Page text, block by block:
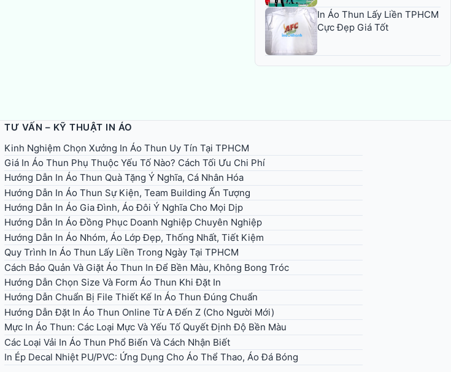
In Áo Thun Lấy Liền TPHCM
Cực Đẹp Giá Tốt
TƯ VẤN – KỸ THUẬT IN ÁO
Kinh Nghiệm Chọn Xưởng In Áo Thun Uy Tín Tại TPHCM
Giá In Áo Thun Phụ Thuộc Yếu Tố Nào? Cách Tối Ưu Chi Phí
Hướng Dẫn In Áo Thun Quà Tặng Ý Nghĩa, Cá Nhân Hóa
Hướng Dẫn In Áo Thun Sự Kiện, Team Building Ấn Tượng
Hướng Dẫn In Áo Gia Đình, Áo Đôi Ý Nghĩa Cho Mọi Dịp
Hướng Dẫn In Áo Đồng Phục Doanh Nghiệp Chuyên Nghiệp
Hướng Dẫn In Áo Nhóm, Áo Lớp Đẹp, Thống Nhất, Tiết Kiệm
Quy Trình In Áo Thun Lấy Liền Trong Ngày Tại TPHCM
Cách Bảo Quản Và Giặt Áo Thun In Để Bền Màu, Không Bong Tróc
Hướng Dẫn Chọn Size Và Form Áo Thun Khi Đặt In
Hướng Dẫn Chuẩn Bị File Thiết Kế In Áo Thun Đúng Chuẩn
Hướng Dẫn Đặt In Áo Thun Online Từ A Đến Z (Cho Người Mới)
Mực In Áo Thun: Các Loại Mực Và Yếu Tố Quyết Định Độ Bền Màu
Các Loại Vải In Áo Thun Phổ Biến Và Cách Nhận Biết
In Ép Decal Nhiệt PU/PVC: Ứng Dụng Cho Áo Thể Thao, Áo Đá Bóng